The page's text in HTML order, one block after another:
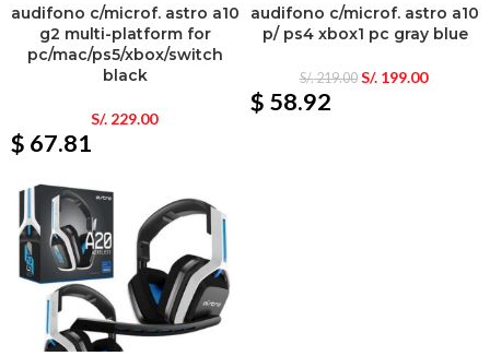
audifono c/microf. astro a10
g2 multi-platform for
pc/mac/ps5/xbox/switch
black
S/.229.00
$ 67.81
audifono c/microf. astro a10
p/ ps4 xbox1 pc gray blue
S/.219.00 S/.199.00
$ 58.92